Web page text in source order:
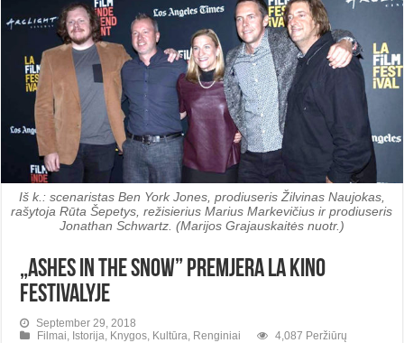
Iš k.: scenaristas Ben York Jones, prodiuseris Žilvinas Naujokas,
rašytoja Rūta Še­pe­tys, režisierius Marius Markevičius ir prodiuseris
Jonathan Schwartz. (Marijos Grajauskaitės nuotr.)
„Ashes in the snow” premjera LA kino
festivalyje
September 29, 2018
Filmai Istorija Knygos Kultūra Renginiai 4,087 Peržiūrų